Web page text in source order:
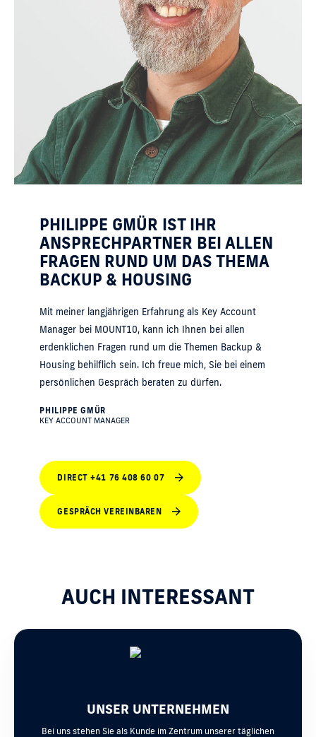
PHILIPPE GMÜR IST IHR
ANSPRECHPARTNER BEI ALLEN
FRAGEN RUND UM DAS THEMA
BACKUP & HOUSING
Mit meiner langjährigen Erfahrung als Key Account
Manager bei MOUNT10, kann ich Ihnen bei allen
erdenklichen Fragen rund um die Themen Backup &
Housing behilflich sein. Ich freue mich, Sie bei einem
persönlichen Gespräch beraten zu dürfen.
PHILIPPE GMÜR
KEY ACCOUNT MANAGER
DIRECT +41 76 408 60 07
GESPRÄCH VEREINBAREN
AUCH INTERESSANT
UNSER UNTERNEHMEN
Bei uns stehen Sie als Kunde im Zentrum unserer täglichen